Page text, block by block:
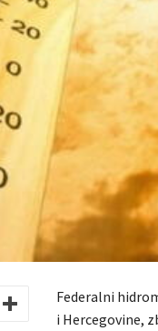
Federalni
i Hercegovine,